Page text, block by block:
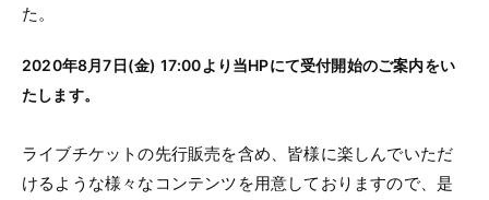
た。
2020年8月7日(金) 17:00より当HPにて受付開始のご案内をい
たします。
ライブチケットの先行販売を含め、皆様に楽しんでいただ
けるような様々なコンテンツを用意しておりますので、是